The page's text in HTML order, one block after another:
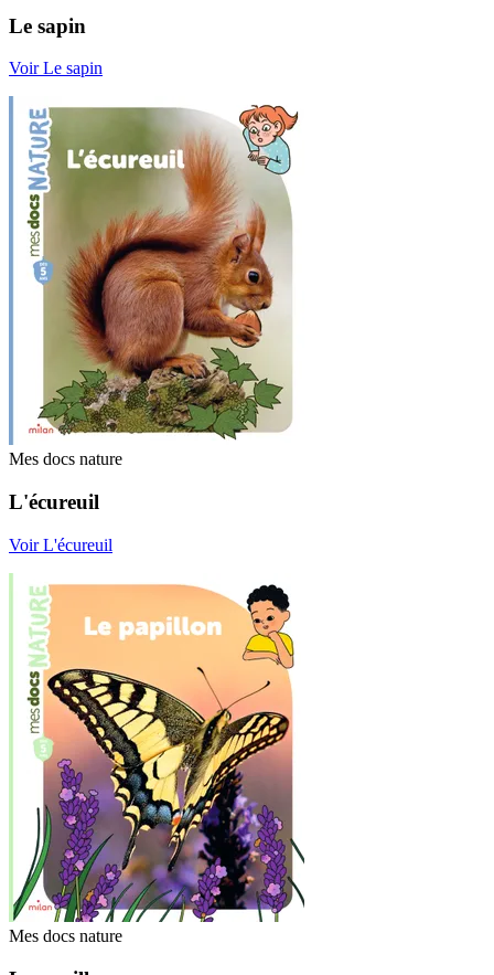
Le sapin
Voir Le sapin
Mes docs nature
L'écureuil
Voir L'écureuil
Mes docs nature